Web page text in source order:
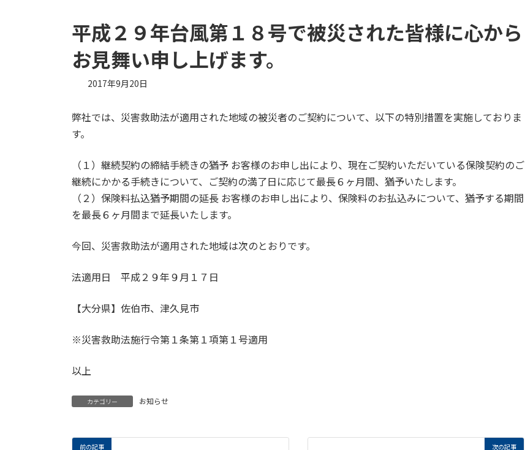
平成２９年台風第１８号で被災された皆様に心から
お見舞い申し上げます。
2017年9月20日
弊社では、災害救助法が適用された地域の被災者のご契約について、以下の特別措置を実施しておりま
す。
（１）継続契約の締結手続きの猶予 お客様のお申し出により、現在ご契約いただいている保険契約のご
継続にかかる手続きについて、ご契約の満了日に応じて最長６ヶ月間、猶予いたします。
（２）保険料払込猶予期間の延長 お客様のお申し出により、保険料のお払込みについて、猶予する期間
を最長６ヶ月間まで延長いたします。
今回、災害救助法が適用された地域は次のとおりです。
法適用日 平成２９年９月１７日
【大分県】佐伯市、津久見市
※災害救助法施行令第１条第１項第１号適用
以上
カテゴリー お知らせ
前の記事 次の記事